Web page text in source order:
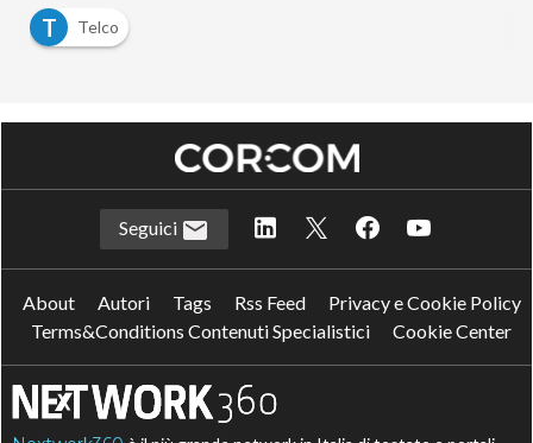
T
Telco
Seguici
About Autori Tags Rss Feed
Privacy e Cookie Policy
Terms&Conditions Contenuti Specialistici
Cookie Center